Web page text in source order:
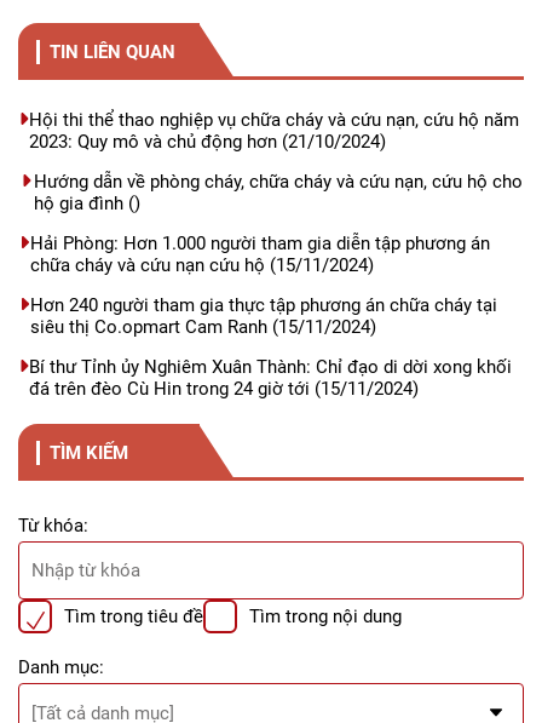
TIN LIÊN QUAN
Hội thi thể thao nghiệp vụ chữa cháy và cứu nạn, cứu hộ năm
2023: Quy mô và chủ động hơn (21/10/2024)
Hướng dẫn về phòng cháy, chữa cháy và cứu nạn, cứu hộ cho
hộ gia đình ()
Hải Phòng: Hơn 1.000 người tham gia diễn tập phương án
chữa cháy và cứu nạn cứu hộ (15/11/2024)
Hơn 240 người tham gia thực tập phương án chữa cháy tại
siêu thị Co.opmart Cam Ranh(15/11/2024)
Bí thư Tỉnh ủy Nghiêm Xuân Thành: Chỉ đạo di dời xong khối
đá trên đèo Cù Hin trong 24 giờ tới (15/11/2024)
TÌM KIẾM
Từ khóa:
Tìm trong tiêu đề Tìm trong nội dung
Danh mục: